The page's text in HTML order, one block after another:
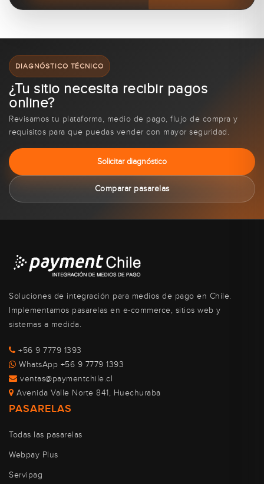
DIAGNÓSTICO TÉCNICO
¿Tu sitio necesita recibir pagos
online?
Revisamos tu plataforma, medio de pago, flujo de compra y
requisitos para que puedas vender con mayor seguridad.
Solicitar diagnóstico
Comparar pasarelas
Soluciones de integración para medios de pago en Chile.
Implementamos pasarelas en e-commerce, sitios web y
sistemas a medida.
+56 9 7779 1393
WhatsApp +56 9 7779 1393
ventas@paymentchile.cl
Avenida Valle Norte 841, Huechuraba
PASARELAS
Todas las pasarelas
Webpay Plus
Servipag